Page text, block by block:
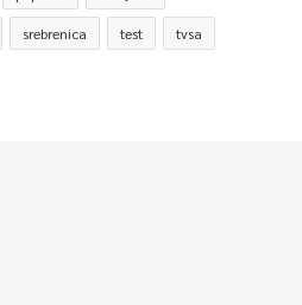
srebrenica test tvsa